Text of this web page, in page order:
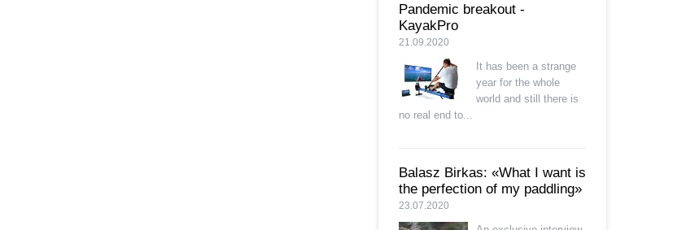
Pandemic breakout -
KayakPro
21.09.2020
It has been a strange
year for the whole
world and still there is
no real end to...
Balasz Birkas: «What I want is
the perfection of my paddling»
23.07.2020